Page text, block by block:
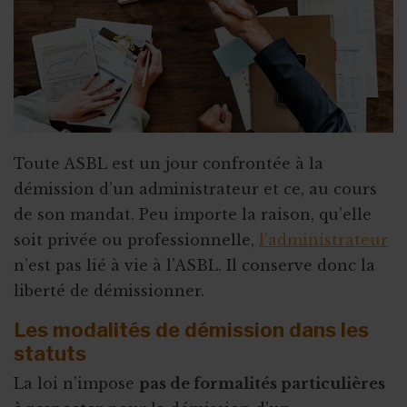
Toute ASBL est un jour confrontée à la
démission d’un administrateur et ce, au cours
de son mandat. Peu importe la raison, qu’elle
soit privée ou professionnelle, l’administrateur
n’est pas lié à vie à l’ASBL. Il conserve donc la
liberté de démissionner.
Les modalités de démission dans les
statuts
La loi n’impose pas de formalités particulières